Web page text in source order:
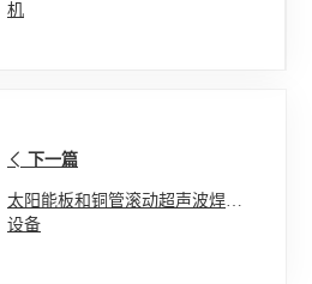
机
下一篇
太阳能板和铜管滚动超声波焊接
设备